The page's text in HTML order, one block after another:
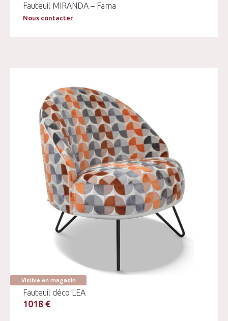
Fauteuil MIRANDA – Fama
Nous contacter
Visible en magasin
Fauteuil déco LEA
1018 €